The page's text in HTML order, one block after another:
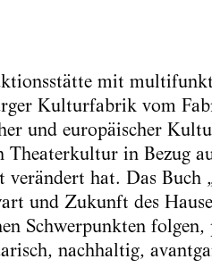
mit
Kulturfabrik vom
und europäischer
in Bezug
hat. Das Buch
und Zukunft des
Schwerpunkten folgen,
nachhaltig,